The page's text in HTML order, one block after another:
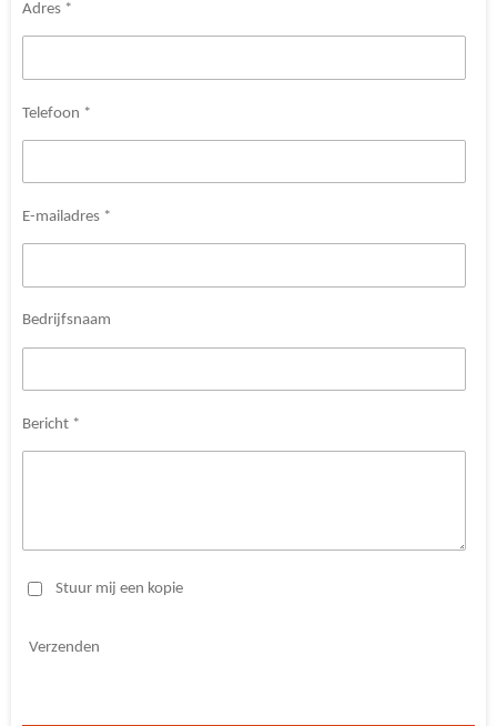
Adres *
Telefoon *
E-mailadres *
Bedrijfsnaam
Bericht *
Stuur mij een kopie
Verzenden